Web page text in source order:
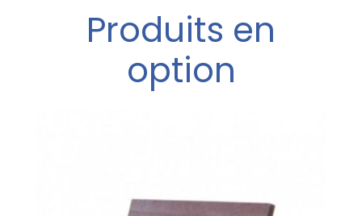
Produits en
option